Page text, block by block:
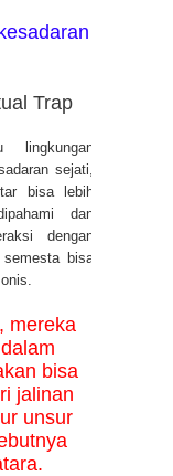
Trap
sejati,
bisa lebih
dan
dengan
bisa
mereka
bisa
jalinan
unsur